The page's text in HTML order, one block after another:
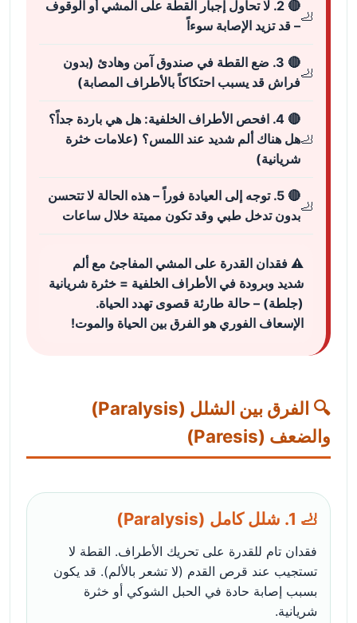
🔴 2. لا تحاول إجبار القطة على المشي أو الوقوف
– قد تزيد الإصابة سوءاً
🔴 3. ضع القطة في صندوق آمن وهادئ (بدون
فراش قد يسبب احتكاكاً بالأطراف المصابة)
🔴 4. افحص الأطراف الخلفية: هل هي باردة جداً؟
هل هناك ألم شديد عند اللمس؟ (علامات خثرة
شريانية)
🔴 5. توجه إلى العيادة فوراً – هذه الحالة لا تتحسن
بدون تدخل طبي وقد تكون مميتة خلال ساعات
⚠️ فقدان القدرة على المشي المفاجئ مع ألم
شديد وبرودة في الأطراف الخلفية = خثرة شريانية
(جلطة) – حالة طارئة قصوى تهدد الحياة.
الإسعاف الفوري هو الفرق بين الحياة والموت!
🔍 الفرق بين الشلل (Paralysis)
والضعف (Paresis)
🦶 1. شلل كامل (Paralysis)
فقدان تام للقدرة على تحريك الأطراف. القطة لا
تستجيب عند قرص القدم (لا تشعر بالألم). قد يكون
بسبب إصابة حادة في الحبل الشوكي أو خثرة
شريانية.